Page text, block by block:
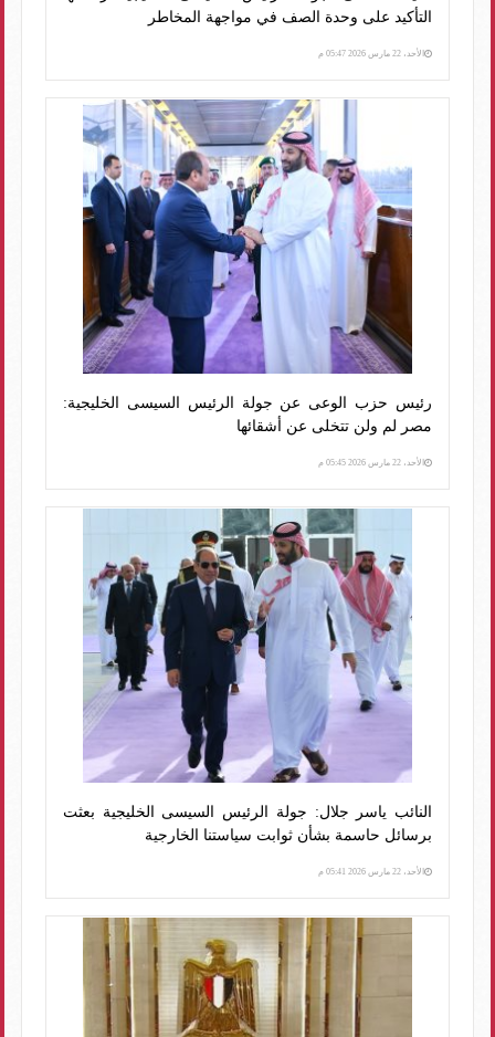
التأكيد على وحدة الصف في مواجهة المخاطر
الأحد، 22 مارس 2026 05:47 م
رئيس حزب الوعى عن جولة الرئيس السيسى الخليجية:
مصر لم ولن تتخلى عن أشقائها
الأحد، 22 مارس 2026 05:45 م
النائب ياسر جلال: جولة الرئيس السيسى الخليجية بعثت
برسائل حاسمة بشأن ثوابت سياستنا الخارجية
الأحد، 22 مارس 2026 05:41 م